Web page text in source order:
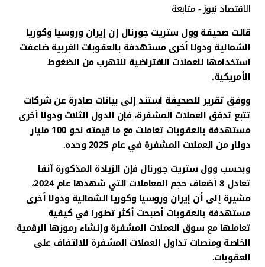
الاقتصاد نيوز - متابعة
قالت صحيفة وول ستريت جورنال إن إيران وروسيا وكوريا
الشمالية ودولا أخرى مستهدفة بالعقوبات الغربية ضاعفت
استخدامها للعملات الافتراضية للتهرب من الضغوط
الأمريكية.
ووفق تقرير للصحيفة استند إلى بيانات صادرة عن شركات
تتبع تدفق العملات المشفرة، فإن الدول الثلاث ودولا أخرى
مستهدفة بالعقوبات تعاملت مع ما قيمته نحو 100 مليار
دولار من العملات المشفرة في عام 2025 وحده.
وبحسب وول ستريت جورنال فإن الزيادة المذكورة آنفا
تعادل 8 أضعاف حجم المعاملات التي شهدها عام 2024،
مشيرة إلى أن إيران وروسيا وكوريا الشمالية ودولا أخرى
مستهدفة بالعقوبات أصبحت أكثر تطورا في كيفية
تعاملها مع سوق العملات المشفرة وإنشاء رموزها الرقمية
الخاصة ومنصات تداول العملات المشفرة للالتفاف على
العقوبات.